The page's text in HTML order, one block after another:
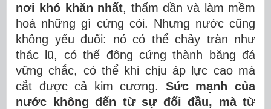
nơi khó khăn nhất, thấm dần và làm mềm
hoá những gì cứng cỏi. Nhưng nước cũng
không yếu đuối: nó có thể chảy tràn như
thác lũ, có thể đông cứng thành băng đá
vững chắc, có thể khi chịu áp lực cao mà
cắt được cả kim cương. Sức mạnh của
nước không đến từ sự đối đầu, mà từ